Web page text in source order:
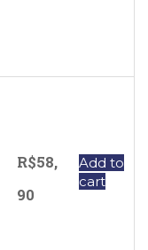
R$58,
90
Add to
cart